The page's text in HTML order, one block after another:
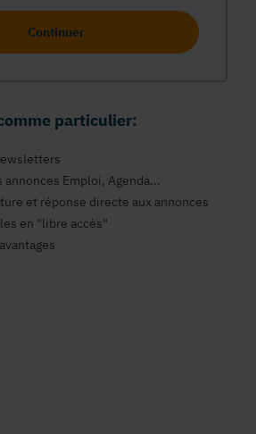
Continuer
particulier:
Emploi, Agenda...
et réponse directe aux annonces
en "libre accès"